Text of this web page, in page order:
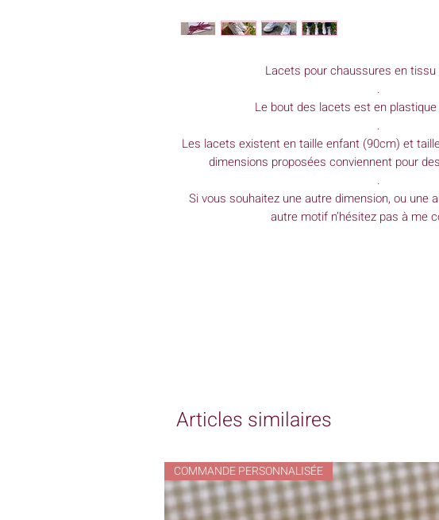
Lacets pour chaussures en tissu
.
Le bout des lacets est en
.
Les lacets existent en taille enfant (90cm) et
dimensions proposées conviennent pour
.
Si vous souhaitez une autre dimension, ou une
autre motif n’hésitez pas à me
Articles similaires
COMMANDE PERSONNALISÉE